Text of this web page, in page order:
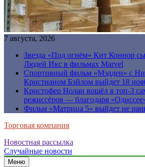
7 августа, 2026
Звезда «Под огнём» Кит Коннор
Людей Икс в фильмах Marvel
Спортивный фильм «Мэдден» с
Кристианом Бэйлом выйдет 18
Кристофер Нолан вошёл в топ-3
режиссёров — благодаря
Фильм «Матрица 5» выйдет не
Торговая компания
Новостная рассылка
Случайные новости
Меню